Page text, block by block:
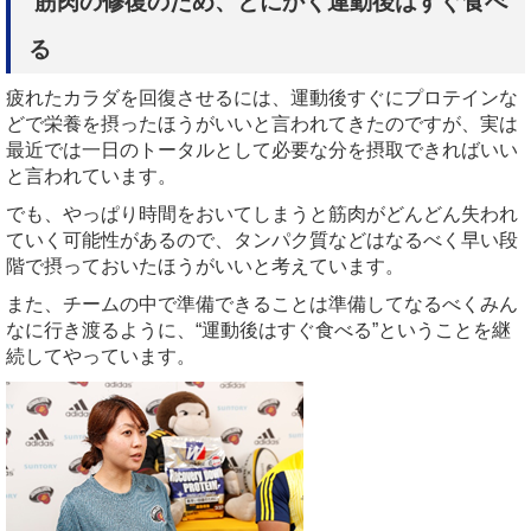
る
疲れたカラダを回復させるには、運動後すぐにプロテインな
どで栄養を摂ったほうがいいと言われてきたのですが、実は
最近では一日のトータルとして必要な分を摂取できればいい
と言われています。
でも、やっぱり時間をおいてしまうと筋肉がどんどん失われ
ていく可能性があるので、タンパク質などはなるべく早い段
階で摂っておいたほうがいいと考えています。
また、チームの中で準備できることは準備してなるべくみん
なに行き渡るように、“運動後はすぐ食べる”ということを継
続してやっています。